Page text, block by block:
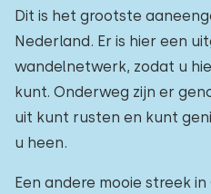
Dit is het grootste
Nederland. Er is hier een
wandelnetwerk, zodat u
kunt. Onderweg zijn er
uit kunt rusten en kunt
u heen.
Een andere mooie streek